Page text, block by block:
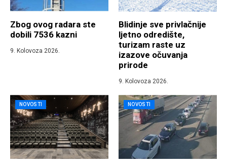
Zbog ovog radara ste
dobili 7536 kazni
9. Kolovoza 2026.
Blidinje sve privlačnije
ljetno odredište,
turizam raste uz
izazove očuvanja
prirode
9. Kolovoza 2026.
NOVOSTI NOVOSTI